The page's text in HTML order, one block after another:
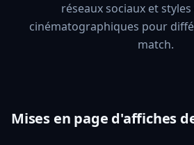
réseaux sociaux et
cinématographiques pour
match.
Mises en page d'affiches